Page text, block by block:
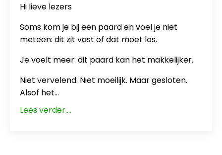
Hi lieve lezers
Soms kom je bij een paard en voel je niet
meteen: dit zit vast of dat moet los.
Je voelt meer: dit paard kan het makkelijker.
Niet vervelend. Niet moeilijk. Maar gesloten.
Alsof het...
Lees verder....